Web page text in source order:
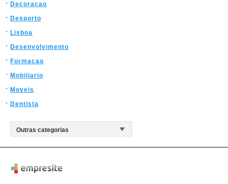
Decoracao
Desporto
Lisboa
Desenvolvimento
Formacao
Mobiliario
Moveis
Dentista